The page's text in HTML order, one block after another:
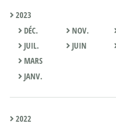
2023
DÉC.
NOV.
JUIL.
JUIN
MARS
JANV.
2022